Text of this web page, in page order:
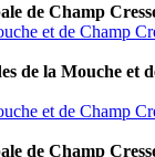
de Champ
et de Champ
de la Mouche et
et de Champ
de Champ